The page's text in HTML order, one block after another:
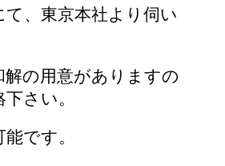
て、東京本社より伺い
解の用意がありますの
さい。
です。